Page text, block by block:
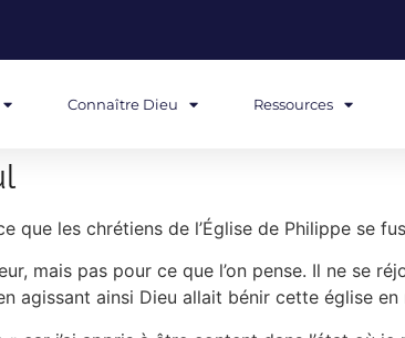
Connaître Dieu Ressources
que les chrétiens de l’Église de Philippe se
mais pas pour ce que l’on pense. Il ne se
agissant ainsi Dieu allait bénir cette église en